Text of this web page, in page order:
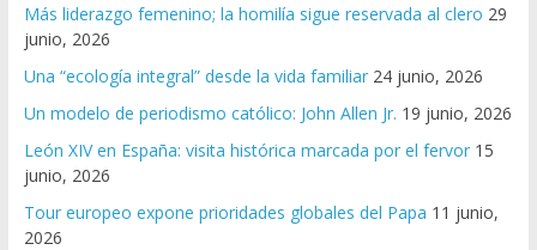
Más liderazgo femenino; la homilía sigue reservada al clero 29
junio, 2026
Una “ecología integral” desde la vida familiar 24 junio, 2026
Un modelo de periodismo católico: John Allen Jr. 19 junio, 2026
León XIV en España: visita histórica marcada por el fervor 15
junio, 2026
Tour europeo expone prioridades globales del Papa 11 junio,
2026